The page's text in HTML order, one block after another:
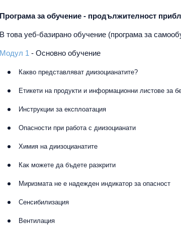
Програма за обучение - продължителност
В това уеб-базирано обучение (програма за
Модул 1- Основно обучение
Какво представляват диизоцианатите?
Етикети на продукти и информационни листове за
Инструкции за експлоатация
Опасности при работа с диизоцианати
Химия на диизоцианатите
Как можете да бъдете разкрити
Миризмата не е надежден индикатор за опасност
Сенсибилизация
Вентилация